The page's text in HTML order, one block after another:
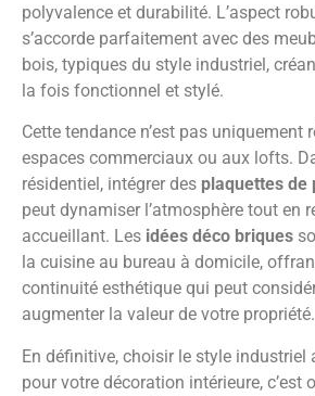
polyvalence et durabilité. L’aspect
s’accorde parfaitement avec des
bois, typiques du style industriel,
la fois fonctionnel et stylé.
Cette tendance n’est pas uniquement
espaces commerciaux ou aux lofts.
résidentiel, intégrer des plaquettes de
peut dynamiser l’atmosphère tout en
accueillant. Les idées déco briques
la cuisine au bureau à domicile,
continuité esthétique qui peut
augmenter la valeur de votre propriété.
En définitive, choisir le style industriel
pour votre décoration intérieure, c’est